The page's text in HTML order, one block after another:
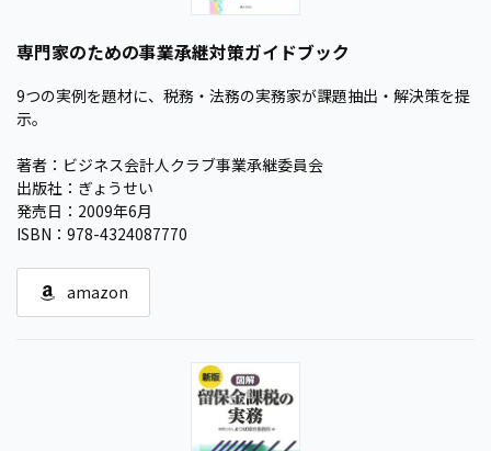
専門家のための事業承継対策ガイドブック
9つの実例を題材に、税務・法務の実務家が課題抽出・解決策を提
示。
著者：ビジネス会計人クラブ事業承継委員会
出版社：ぎょうせい
発売日：2009年6月
ISBN：978-4324087770
amazon